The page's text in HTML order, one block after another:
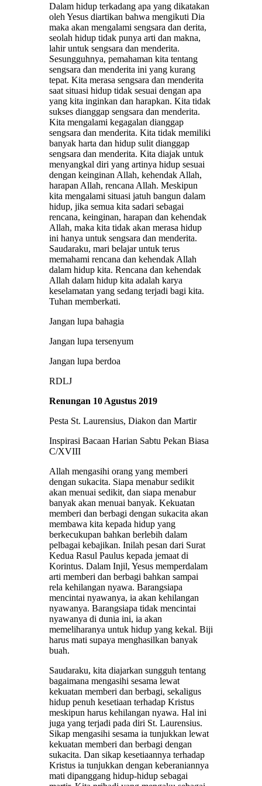
Dalam hidup terkadang apa yang dikatakan
oleh Yesus diartikan bahwa mengikuti Dia
maka akan mengalami sengsara dan derita,
seolah hidup tidak punya arti dan makna,
lahir untuk sengsara dan menderita.
Sesungguhnya, pemahaman kita tentang
sengsara dan menderita ini yang kurang
tepat. Kita merasa sengsara dan menderita
saat situasi hidup tidak sesuai dengan apa
yang kita inginkan dan harapkan. Kita tidak
sukses dianggap sengsara dan menderita.
Kita mengalami kegagalan dianggap
sengsara dan menderita. Kita tidak memiliki
banyak harta dan hidup sulit dianggap
sengsara dan menderita. Kita diajak untuk
menyangkal diri yang artinya hidup sesuai
dengan keinginan Allah, kehendak Allah,
harapan Allah, rencana Allah. Meskipun
kita mengalami situasi jatuh bangun dalam
hidup, jika semua kita sadari sebagai
rencana, keinginan, harapan dan kehendak
Allah, maka kita tidak akan merasa hidup
ini hanya untuk sengsara dan menderita.
Saudaraku, mari belajar untuk terus
memahami rencana dan kehendak Allah
dalam hidup kita. Rencana dan kehendak
Allah dalam hidup kita adalah karya
keselamatan yang sedang terjadi bagi kita.
Tuhan memberkati.
Jangan lupa bahagia
Jangan lupa tersenyum
Jangan lupa berdoa
RDLJ
Renungan 10 Agustus 2019
Pesta St. Laurensius, Diakon dan Martir
Inspirasi Bacaan Harian Sabtu Pekan Biasa
C/XVIII
Allah mengasihi orang yang memberi
dengan sukacita. Siapa menabur sedikit
akan menuai sedikit, dan siapa menabur
banyak akan menuai banyak. Kekuatan
memberi dan berbagi dengan sukacita akan
membawa kita kepada hidup yang
berkecukupan bahkan berlebih dalam
pelbagai kebajikan. Inilah pesan dari Surat
Kedua Rasul Paulus kepada jemaat di
Korintus. Dalam Injil, Yesus memperdalam
arti memberi dan berbagi bahkan sampai
rela kehilangan nyawa. Barangsiapa
mencintai nyawanya, ia akan kehilangan
nyawanya. Barangsiapa tidak mencintai
nyawanya di dunia ini, ia akan
memeliharanya untuk hidup yang kekal. Biji
harus mati supaya menghasilkan banyak
buah.
Saudaraku, kita diajarkan sungguh tentang
bagaimana mengasihi sesama lewat
kekuatan memberi dan berbagi, sekaligus
hidup penuh kesetiaan terhadap Kristus
meskipun harus kehilangan nyawa. Hal ini
juga yang terjadi pada diri St. Laurensius.
Sikap mengasihi sesama ia tunjukkan lewat
kekuatan memberi dan berbagi dengan
sukacita. Dan sikap kesetiaannya terhadap
Kristus ia tunjukkan dengan keberaniannya
mati dipanggang hidup-hidup sebagai